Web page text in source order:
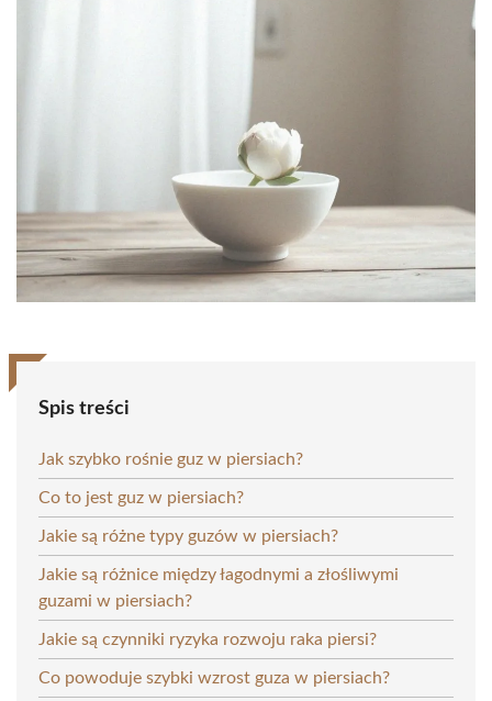
Spis treści
Jak szybko rośnie guz w piersiach?
Co to jest guz w piersiach?
Jakie są różne typy guzów w piersiach?
Jakie są różnice między łagodnymi a złośliwymi
guzami w piersiach?
Jakie są czynniki ryzyka rozwoju raka piersi?
Co powoduje szybki wzrost guza w piersiach?